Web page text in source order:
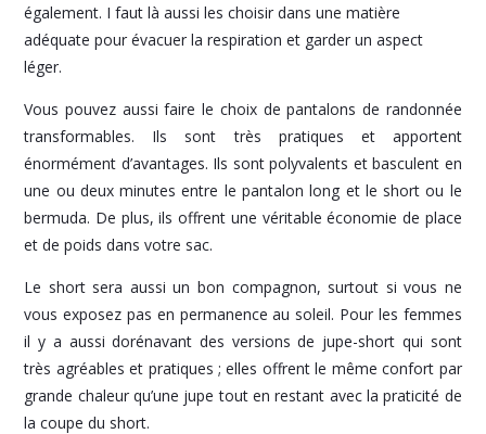
également. I faut là aussi les choisir dans une matière
adéquate pour évacuer la respiration et garder un aspect
léger.
Vous pouvez aussi faire le choix de pantalons de randonnée
transformables. Ils sont très pratiques et apportent
énormément d’avantages. Ils sont polyvalents et basculent en
une ou deux minutes entre le pantalon long et le short ou le
bermuda. De plus, ils offrent une véritable économie de place
et de poids dans votre sac.
Le short sera aussi un bon compagnon, surtout si vous ne
vous exposez pas en permanence au soleil. Pour les femmes
il y a aussi dorénavant des versions de jupe-short qui sont
très agréables et pratiques ; elles offrent le même confort par
grande chaleur qu’une jupe tout en restant avec la praticité de
la coupe du short.